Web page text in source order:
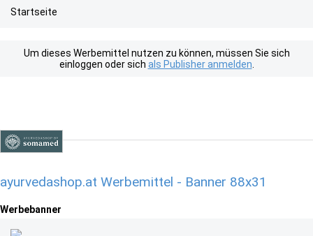
Startseite
Um dieses Werbemittel nutzen zu können, müssen Sie sich
einloggen oder sich als Publisher anmelden
ayurvedashop.at Werbemittel - Banner 88x31
Werbebanner